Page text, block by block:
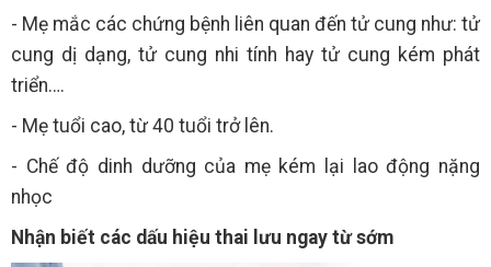
- Mẹ mắc các chứng bệnh liên quan đến tử cung như: tử
cung dị dạng, tử cung nhi tính hay tử cung kém phát
triển….
- Mẹ tuổi cao, từ 40 tuổi trở lên.
- Chế độ dinh dưỡng của mẹ kém lại lao động nặng
nhọc
Nhận biết các dấu hiệu thai lưu ngay từ sớm